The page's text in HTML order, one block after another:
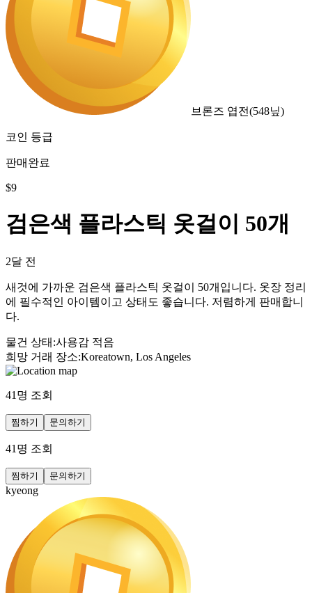
브론즈 엽전(548닢)
코인 등급
판매완료
$9
검은색 플라스틱 옷걸이 50개
2달 전
새것에 가까운 검은색 플라스틱 옷걸이 50개입니다. 옷장 정리
에 필수적인 아이템이고 상태도 좋습니다. 저렴하게 판매합니
다.
물건 상태 :사용감 적음
희망 거래 장소:Koreatown, Los Angeles
41 명 조회
찜하기 문의하기
41 명 조회
찜하기 문의하기
kyeong